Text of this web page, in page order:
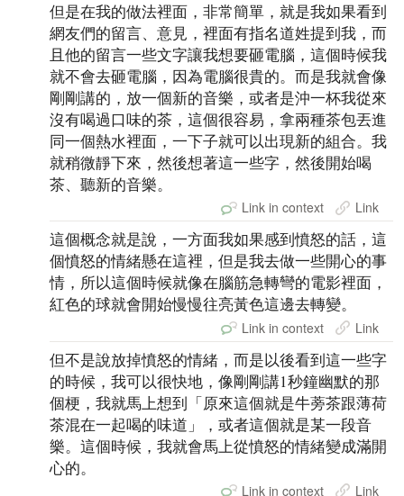
但是在我的做法裡面，非常簡單，就是我如果看到
網友們的留言、意見，裡面有指名道姓提到我，而
且他的留言一些文字讓我想要砸電腦，這個時候我
就不會去砸電腦，因為電腦很貴的。而是我就會像
剛剛講的，放一個新的音樂，或者是沖一杯我從來
沒有喝過口味的茶，這個很容易，拿兩種茶包丟進
同一個熱水裡面，一下子就可以出現新的組合。我
就稍微靜下來，然後想著這一些字，然後開始喝
茶、聽新的音樂。
Link in context Link
這個概念就是說，一方面我如果感到憤怒的話，這
個憤怒的情緒懸在這裡，但是我去做一些開心的事
情，所以這個時候就像在腦筋急轉彎的電影裡面，
紅色的球就會開始慢慢往亮黃色這邊去轉變。
Link in context Link
但不是說放掉憤怒的情緒，而是以後看到這一些字
的時候，我可以很快地，像剛剛講1秒鐘幽默的那
個梗，我就馬上想到「原來這個就是牛蒡茶跟薄荷
茶混在一起喝的味道」，或者這個就是某一段音
樂。這個時候，我就會馬上從憤怒的情緒變成滿開
心的。
Link in context Link